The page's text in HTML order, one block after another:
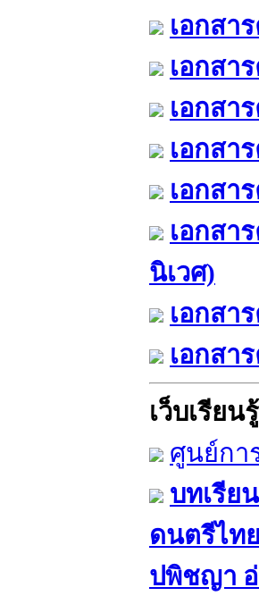
เอกสา
เอกสา
เอกสา
เอกสา
เอกสา
เอกสา
นิเวศ)
เอกสา
เอกสา
เว็บเรียนรู้
ศูนย์กา
บทเรีย
ดนตรีไท
ปพิชญา​ อ่